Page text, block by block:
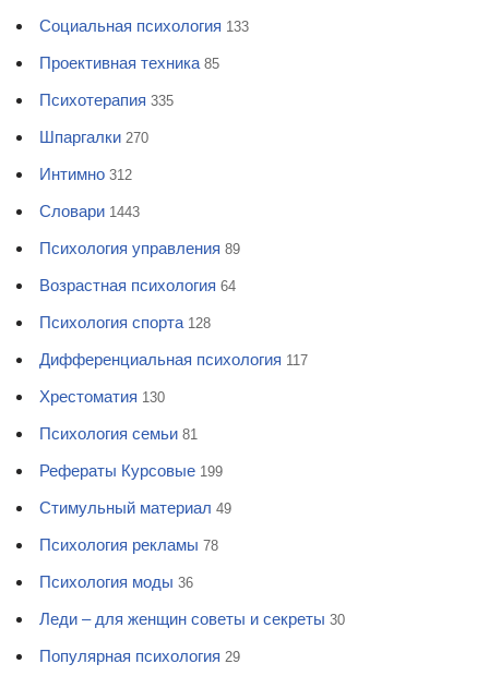
Социальная психология 133
Проективная техника 85
Психотерапия 335
Шпаргалки 270
Интимно 312
Словари 1443
Психология управления 89
Возрастная психология 64
Психология спорта 128
Дифференциальная психология 117
Хрестоматия 130
Психология семьи 81
Рефераты Курсовые 199
Стимульный материал 49
Психология рекламы 78
Психология моды 36
Леди – для женщин советы и секреты 30
Популярная психология 29